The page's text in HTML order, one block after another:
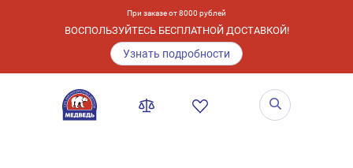
При заказе от 8000 рублей
ВОСПОЛЬЗУЙТЕСЬ БЕСПЛАТНОЙ ДОСТАВКОЙ!
Узнать подробности